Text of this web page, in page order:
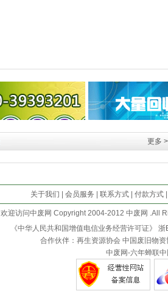
更多
关于我们 会员服务 联系方式| 付款方式
欢迎访问中废网 Copyright 2004-2012 中废网 .All
《中华人民共和国增值电信业务经营许可证》 浙
合作伙伴：再生资源协会 中国废旧物
中废网-六年蝉联